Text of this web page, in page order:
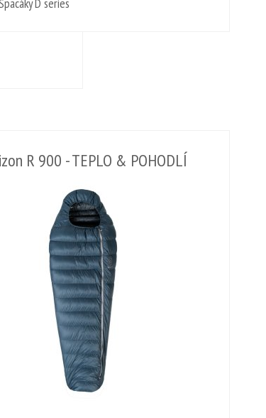
R 900 - TEPLO & POHODLÍ